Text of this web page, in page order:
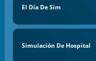
El Día De Sim
Simulación De Hospital